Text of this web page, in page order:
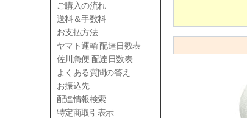
ご購入の流れ
送料＆手数料
お支払方法
ヤマト運輸 配達日数表
佐川急便 配達日数表
よくある質問の答え
お振込先
配達情報検索
特定商取引表示